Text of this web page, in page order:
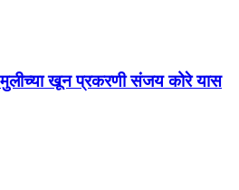
मुलीच्या खून प्रकरणी संजय कोरे यास